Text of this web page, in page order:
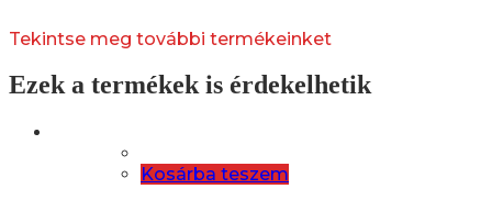
Tekintse meg további termékeinket
Ezek a termékek is érdekelhetik
Kosárba teszem